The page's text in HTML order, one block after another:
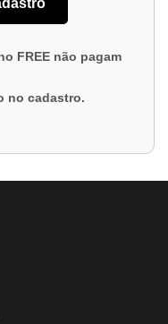
FREEnão pagam
no cadastro.